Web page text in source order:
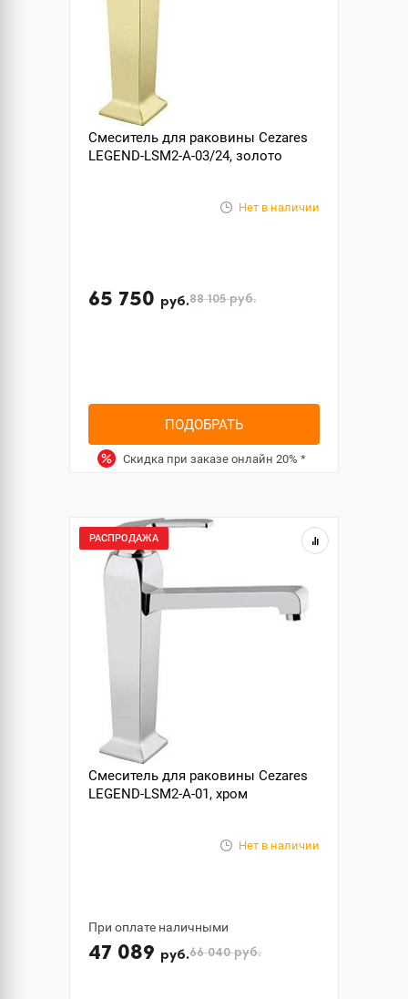
Смеситель для раковины Cezares
LEGEND-LSM2-A-03/24, золото
Нет в наличии
65 750 руб.88 105руб.
ПОДОБРАТЬ
Скидка при заказе онлайн 20% *
РАСПРОДАЖА
Смеситель для раковины Cezares
LEGEND-LSM2-A-01, хром
Нет в наличии
При оплате наличными
47 089 руб.66 040руб.